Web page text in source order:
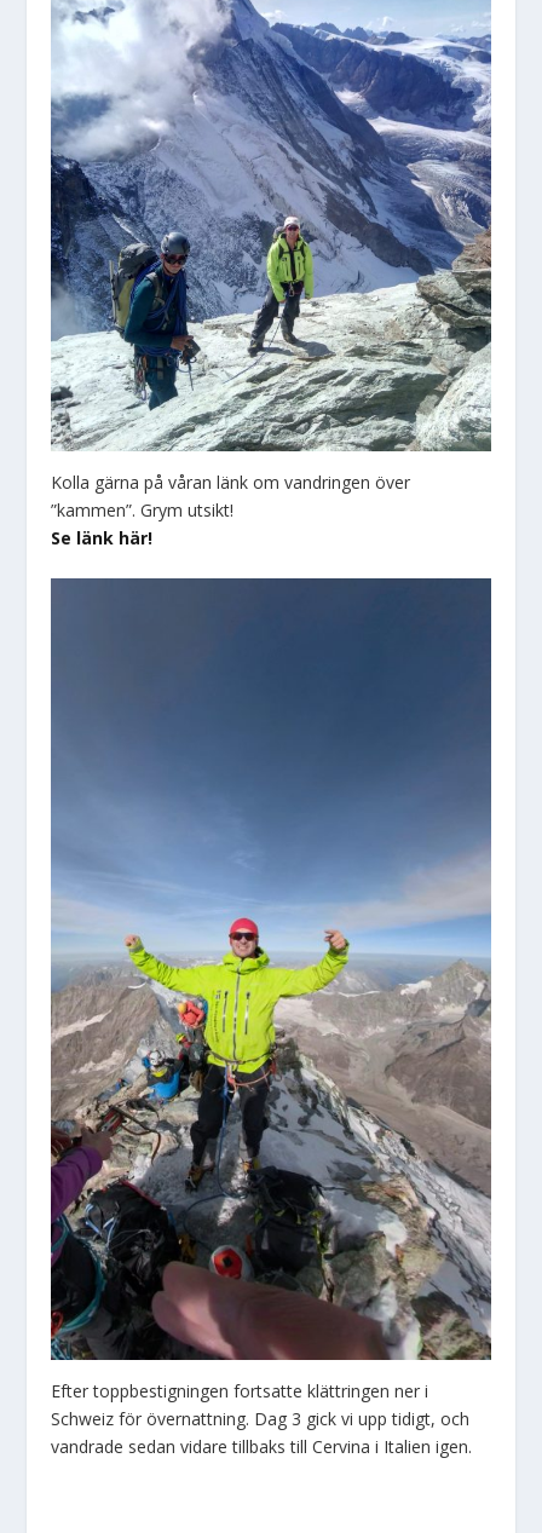
Kolla gärna på våran länk om vandringen över
”kammen”. Grym utsikt!
Se länk här!
Efter toppbestigningen fortsatte klättringen ner i
Schweiz för övernattning. Dag 3 gick vi upp tidigt, och
vandrade sedan vidare tillbaks till Cervina i Italien igen.